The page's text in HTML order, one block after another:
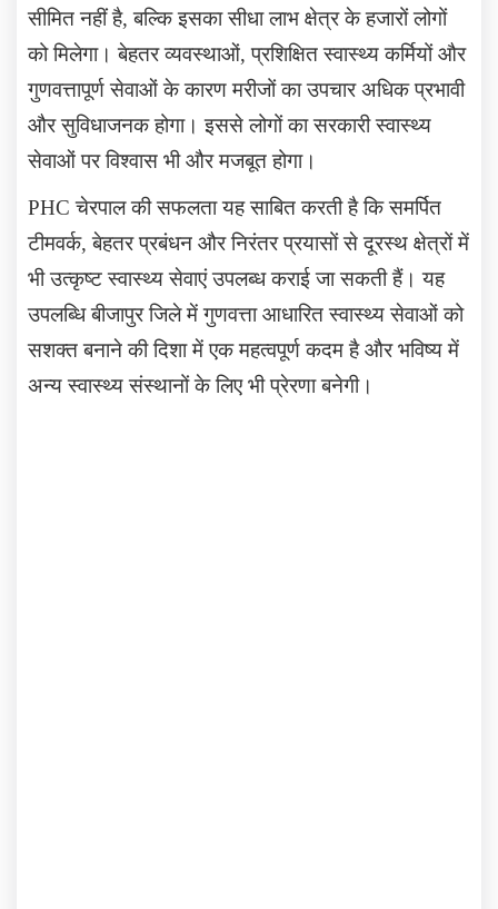
सीमित नहीं है,बल्कि इसका सीधा लाभ क्षेत्र के हजारों लोगों
को मिलेगा। बेहतर व्यवस्थाओं,प्रशिक्षित स्वास्थ्य कर्मियों और
गुणवत्तापूर्ण सेवाओं के कारण मरीजों का उपचार अधिक प्रभावी
और सुविधाजनक होगा। इससे लोगों का सरकारी स्वास्थ्य
सेवाओं पर विश्वास भी और मजबूत होगा।
PHCचेरपाल की सफलता यह साबित करती है कि समर्पित
टीमवर्क,बेहतर प्रबंधन और निरंतर प्रयासों से दूरस्थ क्षेत्रों में
भी उत्कृष्ट स्वास्थ्य सेवाएं उपलब्ध कराई जा सकती हैं। यह
उपलब्धि बीजापुर जिले में गुणवत्ता आधारित स्वास्थ्य सेवाओं को
सशक्त बनाने की दिशा में एक महत्वपूर्ण कदम है और भविष्य में
अन्य स्वास्थ्य संस्थानों के लिए भी प्रेरणा बनेगी।